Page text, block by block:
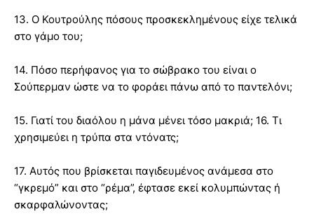
13. Ο Κουτρούλης πόσους προσκεκλημένους είχε τελικά
στο γάμο του;
14. Πόσο περήφανος για το σώβρακο του είναι ο
Σούπερμαν ώστε να το φοράει πάνω από το παντελόνι;
15. Γιατί του διαόλου η μάνα μένει τόσο μακριά; 16. Τι
χρησιμεύει η τρύπα στα ντόνατς;
17. Αυτός που βρίσκεται παγιδευμένος ανάμεσα στο
“γκρεμό” και στο “ρέμα”, έφτασε εκεί κολυμπώντας ή
σκαρφαλώνοντας;